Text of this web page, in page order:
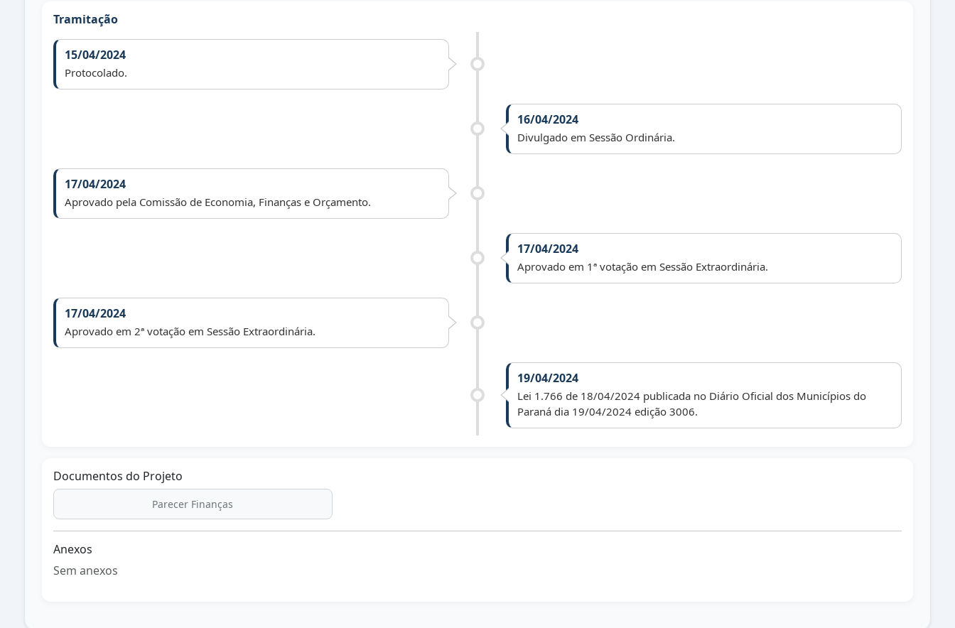
Tramitação
15/04/2024
Protocolado.
16/04/2024
Divulgado em Sessão Ordinária.
17/04/2024
Aprovado pela Comissão de Economia, Finanças e Orçamento.
17/04/2024
Aprovado em 1ª votação em Sessão Extraordinária.
17/04/2024
Aprovado em 2ª votação em Sessão Extraordinária.
19/04/2024
Lei 1.766 de 18/04/2024 publicada no Diário Oficial dos Municípios do
Paraná dia 19/04/2024 edição 3006.
Documentos do Projeto
Parecer Finanças
Anexos
Sem anexos